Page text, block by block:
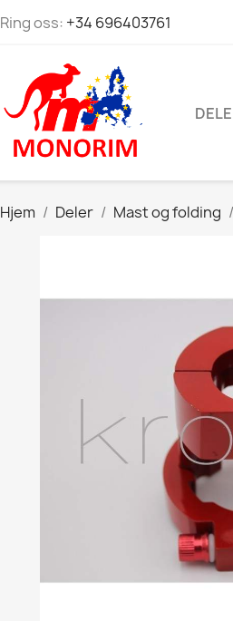
Ring oss: +34 696403761
Hjem Deler Mast og folding